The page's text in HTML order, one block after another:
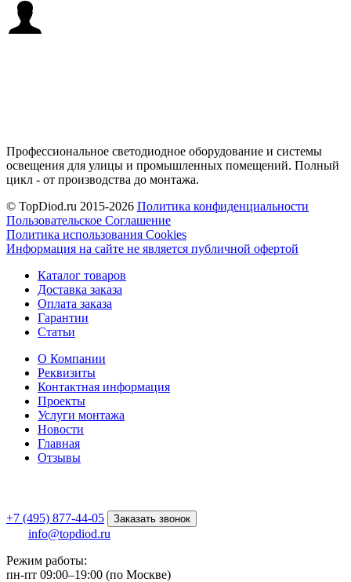
Профессиональное светодиодное оборудование и системы
освещения для улицы и промышленных помещений. Полный
цикл - от производства до монтажа.
© TopDiod.ru 2015-2026 Политика конфиденциальности
Пользовательское Соглашение
Политика использования Cookies
Информация на сайте не является публичной офертой
Каталог товаров
Доставка заказа
Оплата заказа
Гарантии
Статьи
О Компании
Реквизиты
Контактная информация
Проекты
Услуги монтажа
Новости
Главная
Отзывы
+7 (495) 877-44-05 Заказать звонок
info@topdiod.ru
Режим работы:
пн-пт 09:00–19:00 (по Москве)